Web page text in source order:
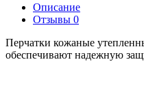
Описание
Отзывы 0
Перчатки кожаные
обеспечивают надежную